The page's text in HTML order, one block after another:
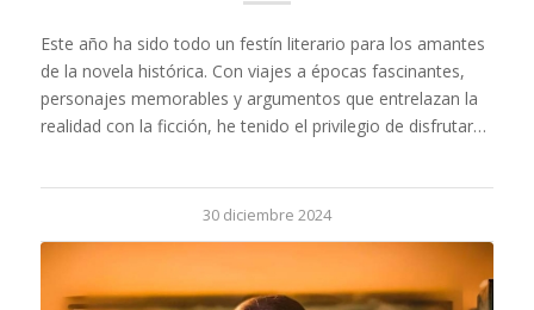
Este año ha sido todo un festín literario para los amantes
de la novela histórica. Con viajes a épocas fascinantes,
personajes memorables y argumentos que entrelazan la
realidad con la ficción, he tenido el privilegio de disfrutar…
30 diciembre 2024